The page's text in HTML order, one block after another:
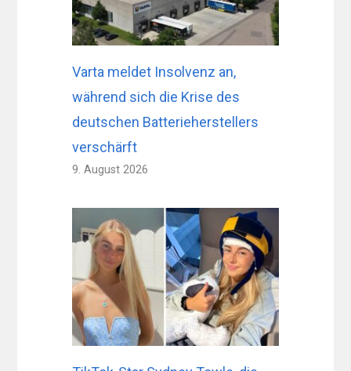
Varta meldet Insolvenz an,
während sich die Krise des
deutschen Batterieherstellers
verschärft
9. August 2026